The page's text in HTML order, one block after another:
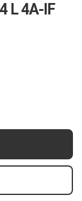
L 4A-IF